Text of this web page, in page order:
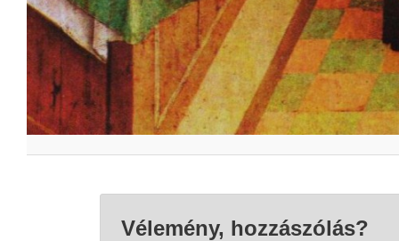
Vélemény, hozzászólás?